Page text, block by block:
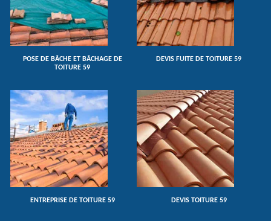
POSE DE BÂCHE ET BÂCHAGE DE
TOITURE 59
DEVIS FUITE DE TOITURE 59
ENTREPRISE DE TOITURE 59 DEVIS TOITURE 59